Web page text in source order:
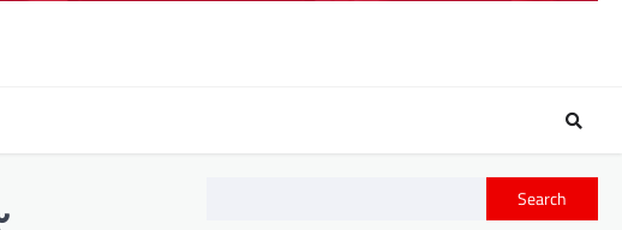
Search